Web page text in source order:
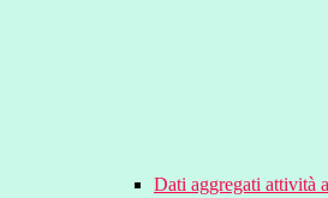
Dati aggregati attività